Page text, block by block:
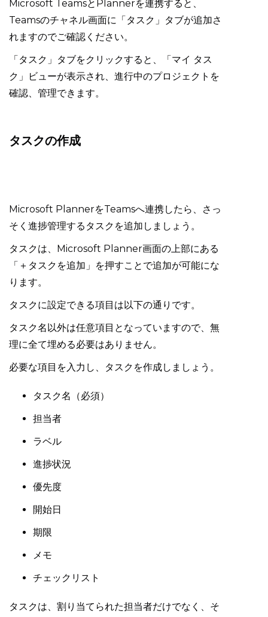
Microsoft TeamsとPlannerを連携すると、
Teamsのチャネル画面に「タスク」タブが追加さ
れますのでご確認ください。
「タスク」タブをクリックすると、「マイ タス
ク」ビューが表示され、進行中のプロジェクトを
確認、管理できます。
タスクの作成
Microsoft PlannerをTeamsへ連携したら、さっ
そく進捗管理するタスクを追加しましょう。
タスクは、Microsoft Planner画面の上部にある
「＋タスクを追加」を押すことで追加が可能にな
ります。
タスクに設定できる項目は以下の通りです。
タスク名以外は任意項目となっていますので、無
理に全て埋める必要はありません。
必要な項目を入力し、タスクを作成しましょう。
タスク名（必須）
担当者
ラベル
進捗状況
優先度
開始日
期限
メモ
チェックリスト
タスクは、割り当てられた担当者だけでなく、そ